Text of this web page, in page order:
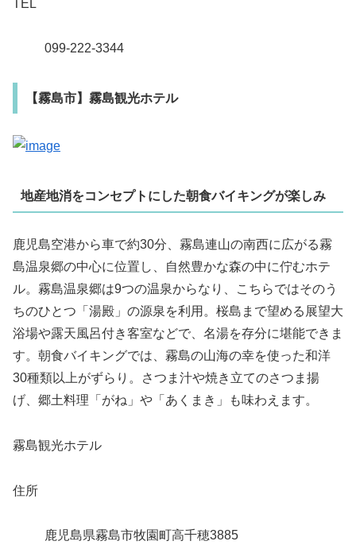
TEL
099-222-3344
【霧島市】霧島観光ホテル
地産地消をコンセプトにした朝食バイキングが楽しみ
鹿児島空港から車で約30分、霧島連山の南西に広がる霧
島温泉郷の中心に位置し、自然豊かな森の中に佇むホテ
ル。霧島温泉郷は9つの温泉からなり、こちらではそのう
ちのひとつ「湯殿」の源泉を利用。桜島まで望める展望大
浴場や露天風呂付き客室などで、名湯を存分に堪能できま
す。朝食バイキングでは、霧島の山海の幸を使った和洋
30種類以上がずらり。さつま汁や焼き立てのさつま揚
げ、郷土料理「がね」や「あくまき」も味わえます。
霧島観光ホテル
住所
鹿児島県霧島市牧園町高千穂3885